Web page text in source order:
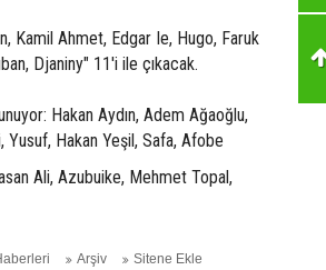
Kamil Ahmet, Edgar Ie, Hugo, Faruk
Djaniny" 11'i ile çıkacak.
Hakan Aydın, Adem Ağaoğlu,
Hakan Yeşil, Safa, Afobe
Ali, Azubuike, Mehmet Topal,
Arşiv Sitene Ekle